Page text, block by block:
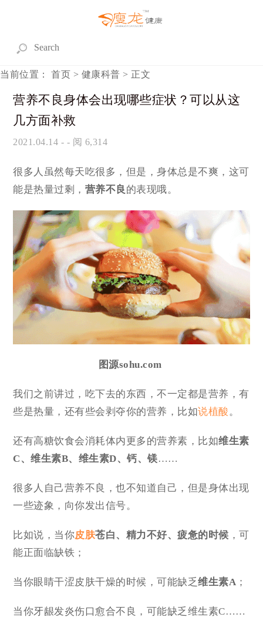
当前位置： 首页 > 健康科普 > 正文
营养不良身体会出现哪些症状？可以从这
几方面补救
2021.04.14 - - 阅 6,314
很多人虽然每天吃很多，但是，身体总是不爽，这可
能是热量过剩， 营养不良 的表现哦。
图源sohu.com
我们之前讲过，吃下去的东西，不一定都是营养，有
些是热量，还有些会剥夺你的营养，比如说植酸。
还有高糖饮食会消耗体内更多的营养素，比如维生素
C、维生素B、维生素D、钙、镁……
很多人自己营养不良，也不知道自己，但是身体出现
一些迹象，向你发出信号。
比如说，当你皮肤苍白、精力不好、疲惫的时候 ，可
能正面临缺铁；
当你眼睛干涩皮肤干燥的时候，可能缺乏维生素A ；
当你牙龈发炎伤口愈合不良，可能缺乏维生素C……